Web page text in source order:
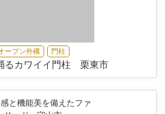
ープン外構 門柱
るカワイイ門柱 栗東市